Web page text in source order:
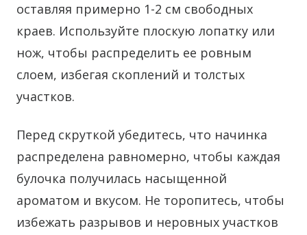
оставляя примерно 1-2 см свободных
краев. Используйте плоскую лопатку или
нож, чтобы распределить ее ровным
слоем, избегая скоплений и толстых
участков.
Перед скруткой убедитесь, что начинка
распределена равномерно, чтобы каждая
булочка получилась насыщенной
ароматом и вкусом. Не торопитесь, чтобы
избежать разрывов и неровных участков